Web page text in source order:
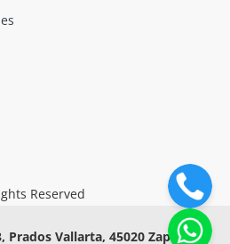
Reserved
Prados Vallarta, 45020 Zapopan,